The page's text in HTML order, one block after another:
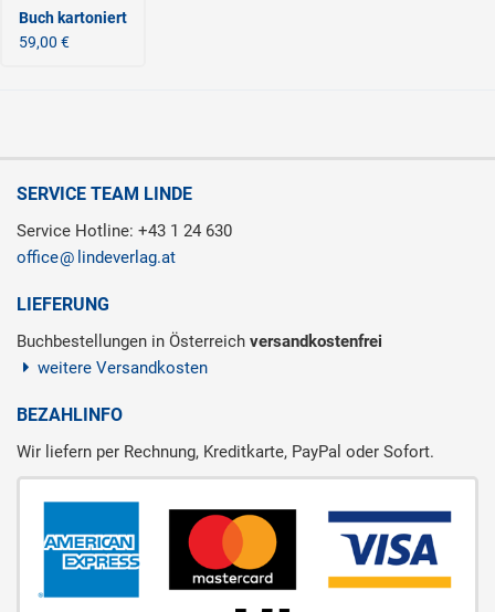
Buch kartoniert
59,00 €
SERVICE TEAM LINDE
Service Hotline: +43 1 24 630
office
lindeverlag.at
LIEFERUNG
Buchbestellungen in Österreich versandkostenfrei
weitere Versandkosten
BEZAHLINFO
Wir liefern per Rechnung, Kreditkarte, PayPal oder Sofort.